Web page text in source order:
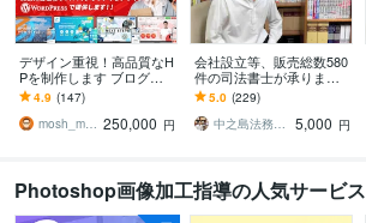
デザイン重視！高品質なH
Pを制作します ブログ機
能付き。SEOに強いHPを
制作します。
4.9 (147)
mosh_mosh 250,000 円
会社設立等、販売総数580
件の司法書士が承ります 3
65日、設立日を選べるよ
うになりました！
5.0 (229)
中之島法務事務所
5,000 円
Photoshop画像加工指導の人気サービス